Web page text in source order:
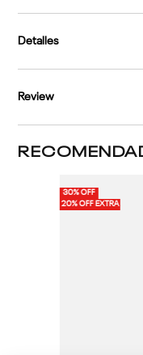
Detalles
Review
30% OFF
20% OFF EXTRA